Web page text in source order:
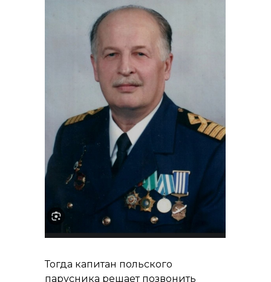
Тогда капитан польского
парусника решает позвонить